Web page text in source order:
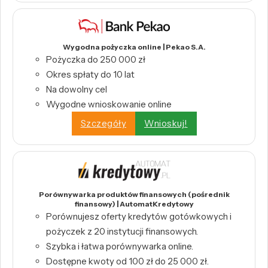
Wygodna pożyczka online | Pekao S.A.
Pożyczka do 250 000 zł
Okres spłaty do 10 lat
Na dowolny cel
Wygodne wnioskowanie online
Szczegóły
Wnioskuj!
Porównywarka produktów finansowych (pośrednik
finansowy) | AutomatKredytowy
Porównujesz oferty kredytów gotówkowych i
pożyczek z 20 instytucji finansowych.
Szybka i łatwa porównywarka online.
Dostępne kwoty od 100 zł do 25 000 zł.